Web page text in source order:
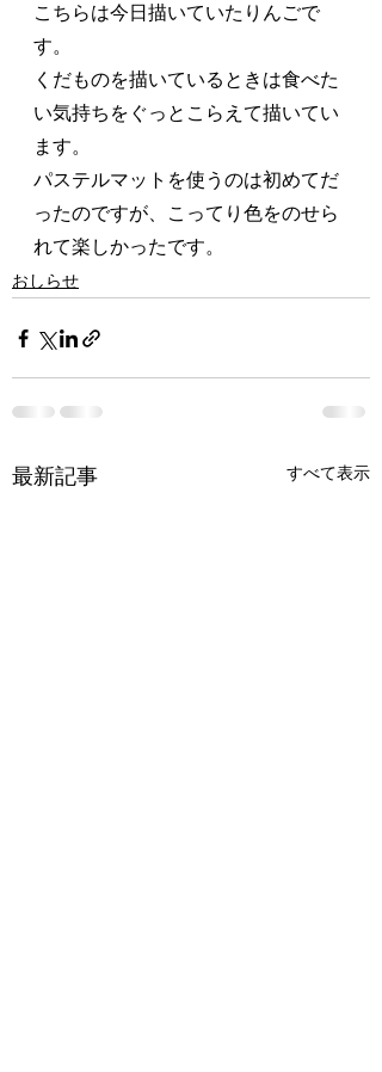
こちらは今日描いていたりんごで
す。
くだものを描いているときは食べた
い気持ちをぐっとこらえて描いてい
ます。
パステルマットを使うのは初めてだ
ったのですが、こってり色をのせら
れて楽しかったです。
おしらせ
最新記事 すべて表示